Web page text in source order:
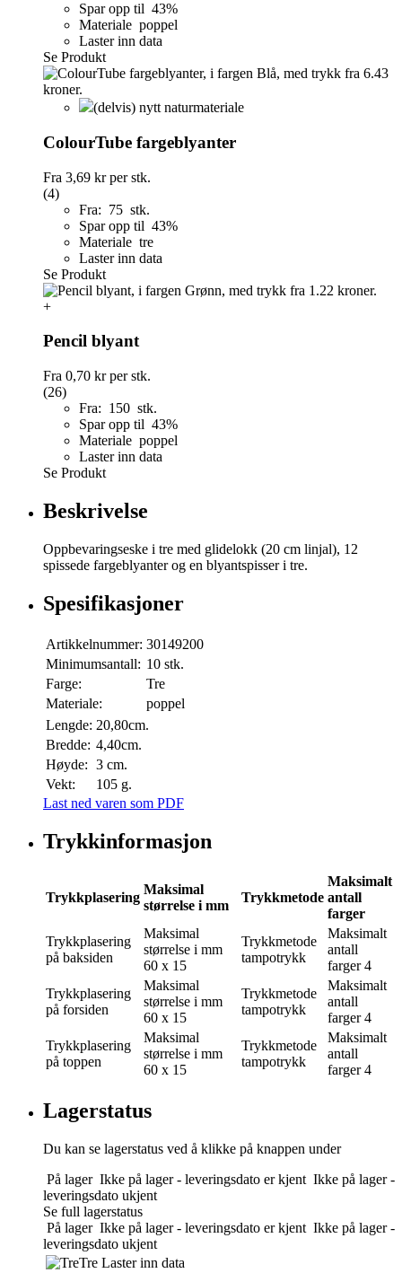
Spar opp til 43%
Materiale poppel
Laster inn data
Se Produkt
(delvis) nytt naturmateriale
ColourTube fargeblyanter
Fra 3,69 krper stk.
(4)
Fra: 75 stk.
Spar opp til 43%
Materiale tre
Laster inn data
Se Produkt
+
Pencil blyant
Fra 0,70 krper stk.
(26)
Fra: 150 stk.
Spar opp til 43%
Materiale poppel
Laster inn data
Se Produkt
Beskrivelse
Oppbevaringseske i tre med glidelokk (20 cm linjal), 12
spissede fargeblyanter og en blyantspisser i tre.
Spesifikasjoner
Artikkelnummer: 30149200
Minimumsantall: 10 stk.
Farge:
Tre
Materiale:
poppel
Lengde: 20,80cm.
Bredde: 4,40cm.
Høyde: 3 cm.
Vekt:
105 g.
Last ned varen som PDF
Trykkinformasjon
Trykkplasering
Maksimal
størrelse i mm
Trykkmetode
Maksimalt
antall
farger
Trykkplasering
på baksiden
Maksimal
størrelse i mm
60 x 15
Trykkmetode
tampotrykk
Maksimalt
antall
farger 4
Trykkplasering
på forsiden
Maksimal
størrelse i mm
60 x 15
Trykkmetode
tampotrykk
Maksimalt
antall
farger 4
Trykkplasering
på toppen
Maksimal
størrelse i mm
60 x 15
Trykkmetode
tampotrykk
Maksimalt
antall
farger 4
Lagerstatus
Du kan se lagerstatus ved å klikke på knappen under
På lager Ikke på lager - leveringsdato er kjent Ikke på lager -
leveringsdato ukjent
Se full lagerstatus
På lager Ikke på lager - leveringsdato er kjent Ikke på lager -
leveringsdato ukjent
Tre Laster inn data